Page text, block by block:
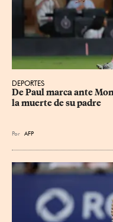
DEPORTES
De Paul marca ante
la muerte de su padre
Por AFP